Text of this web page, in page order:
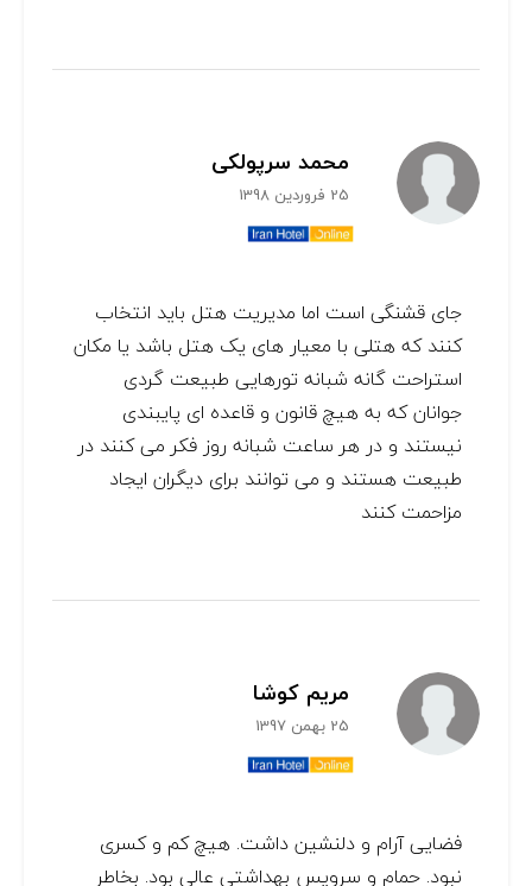
محمد سرپولکی
25 فروردین 1398
جای قشنگی است اما مدیریت هتل باید انتخاب
کنند که هتلی با معیار های یک هتل باشد یا مکان
استراحت گانه شبانه تورهایی طبیعت گردی
جوانان که به هیچ قانون و قاعده ای پایبندی
نیستند و در هر ساعت شبانه روز فکر می کنند در
طبیعت هستند و می توانند برای دیگران ایجاد
مزاحمت کنند
مریم کوشا
25 بهمن 1397
فضایی آرام و دلنشین داشت. هیچ کم و کسری
نبود. حمام و سرویس بهداشتی عالی بود. بخاطر